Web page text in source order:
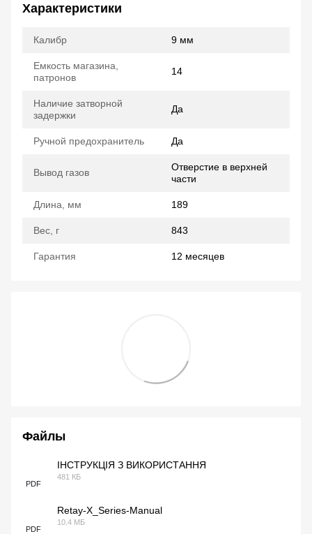
Характеристики
Калибр 9 мм
Емкость магазина,
патронов
14
Наличие затворной
задержки
Да
Ручной предохранитель Да
Вывод газов
Отверстие в верхней
части
Длина, мм 189
Вес, г 843
Гарантия 12 месяцев
Файлы
PDF
ІНСТРУКЦІЯ З ВИКОРИСТАННЯ
481 КБ
PDF
Retay-X_Series-Manual
10.4 МБ